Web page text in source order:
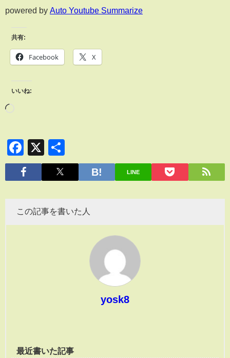
powered by Auto Youtube Summarize
共有:
Facebook X
いいね:
Facebook
X
有
LINE
この記事を書いた人
yosk8
最近書いた記事